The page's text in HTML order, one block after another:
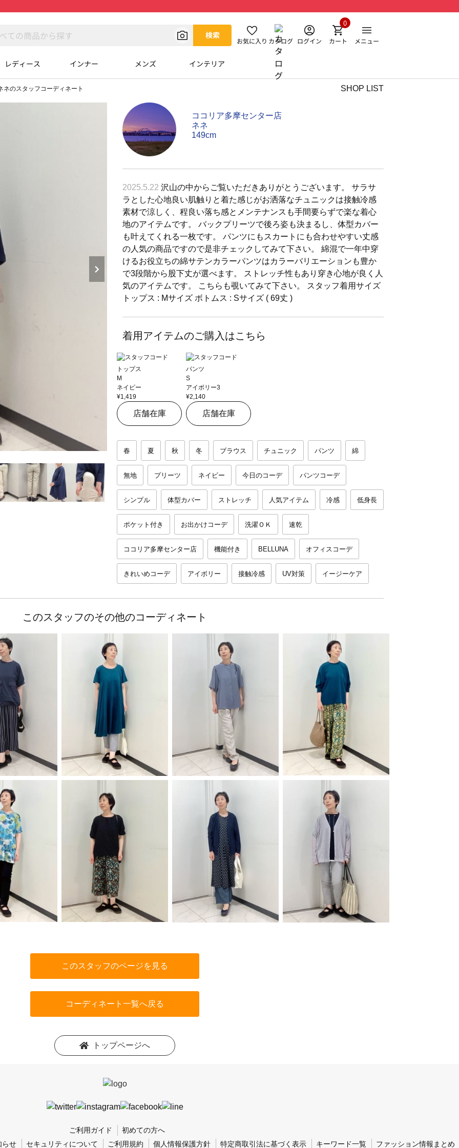
検索
お気に入り カタログ ログイン カート
0
メニュー
レディース インナー メンズ インテリア
ネのスタッフコーディネート SHOP LIST
ココリア多摩センター店
ネネ
149cm
2025.5.22 沢山の中からご覧いただきありがとうございます。 サラサ
ラとした心地良い肌触りと着た感じがお洒落なチュニックは接触冷感
素材で涼しく、程良い落ち感とメンテナンスも手間要らずで楽な着心
地のアイテムです。 バックプリーツで後ろ姿も決まるし、体型カバー
も叶えてくれる一枚です。 パンツにもスカートにも合わせやすい丈感
の人気の商品ですので是非チェックしてみて下さい。 綿混で一年中穿
けるお役立ちの綿サテンカラーパンツはカラーバリエーションも豊か
で3段階から股下丈が選べます。 ストレッチ性もあり穿き心地が良く人
気のアイテムです。 こちらも覗いてみて下さい。 スタッフ着用サイズ
トップス : Mサイズ ボトムス : Sサイズ ( 69丈 )
着用アイテムのご購入はこちら
トップス
M
ネイビー
¥1,419
店舗在庫
パンツ
S
アイボリー3
¥2,140
店舗在庫
春 夏 秋 冬 ブラウス チュニック パンツ 綿
無地 プリーツ ネイビー 今日のコーデ パンツコーデ
シンプル 体型カバー ストレッチ 人気アイテム 冷感 低身長
ポケット付き お出かけコーデ 洗濯ＯＫ 速乾
ココリア多摩センター店 機能付き BELLUNA オフィスコーデ
きれいめコーデ アイボリー 接触冷感 UV対策 イージーケア
このスタッフのその他のコーディネート
このスタッフのページを見る
コーディネート一覧へ戻る
トップページへ
ご利用ガイド
初めての方へ
らせ
セキュリティについて ご利用規約 個人情報保護方針 特定商取引法に基づく表示 キーワード一覧 ファッション情報まとめ